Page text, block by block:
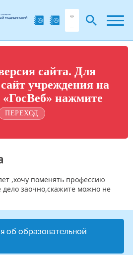
учреждение
медицинский
сайта. Для
учреждения на
нажмите
ПЕРЕХОД
,хочу поменять профессию
дело заочно,скажите можно не
об образовательной